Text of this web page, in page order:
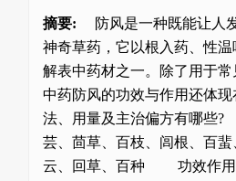
摘要: 防风是一种既能让人
神奇草药，它以根入药、性
解表中药材之一。除了用于常
中药防风的功效与作用还体现
法、用量及主治偏方有哪
芸、茴草、百枝、闾根、百蜚
云、回草、百种 功效作用